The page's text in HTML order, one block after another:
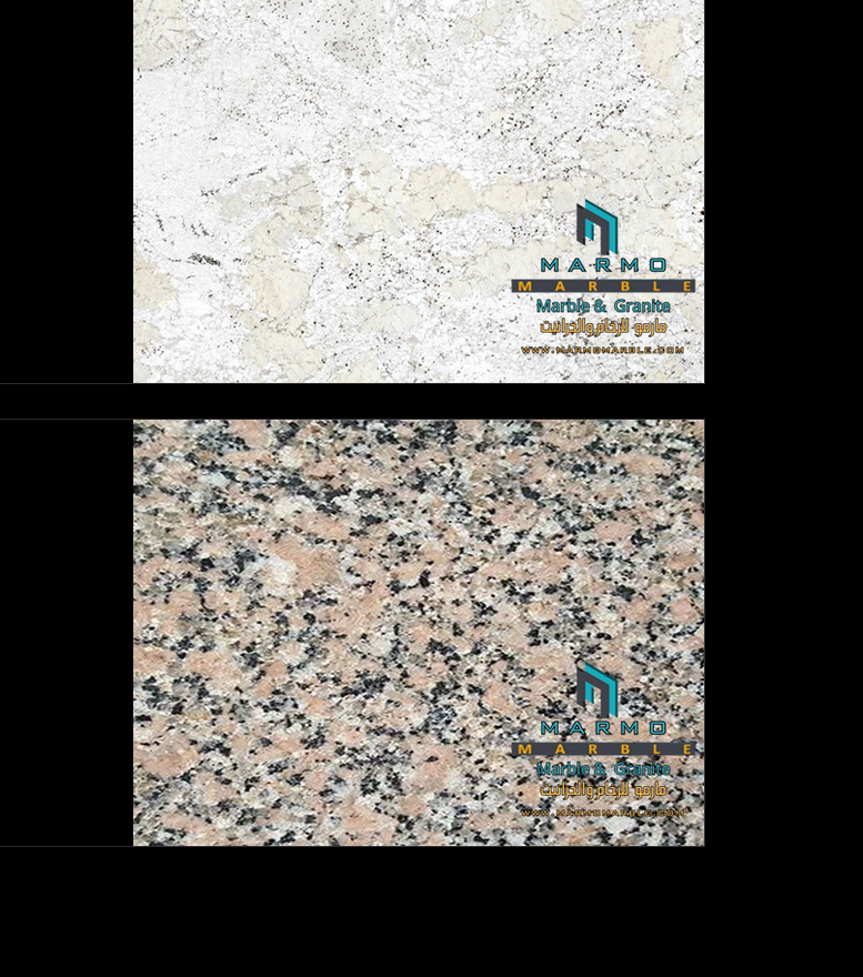
جرانيت فانتاستيك وايت | جرانيت أبيض |
جرانيت مصري | ترابيع – ألواح – بلوكات
جرانيت أبيض | جرانيت مصري يُعد جرانيت فانتاستيك وايت أحد أنواع الجرانيت
المصري المتميزة بجودته العالية وتصاميمه الفريدة التي تجمع بين...
جرانيت أبيض
31 ديسمبر 2024
2 دقيقة قراءة
جرانيت روزا هودي | جرانيت روز | الجرانيت
المصري | ترابيع – ألواح – بلوكات
جرانيت روزا هودي | جرانيت روز | الجرانيت المصري مقدمة الجرانيت هو أحد
أكثر الأحجار الطبيعية شهرة واستخدامًا في العالم، ويُستخدم في مجموعة...
الجرانيت المصرى
Mohamed Ibrahim
31 ديسمبر 2024
3 دقيقة قراءة